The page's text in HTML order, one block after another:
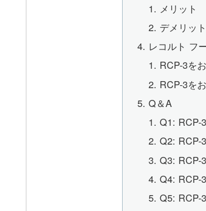
メリット
デメリット
レコルト フ
RCP-3を
RCP-3を
Q＆A
Q1: RCP-
Q2: RCP-
Q3: RCP-
Q4: RCP-
Q5: RCP-